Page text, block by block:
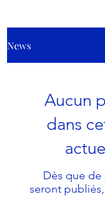
News
Aucun
dans
Dès que de
seront